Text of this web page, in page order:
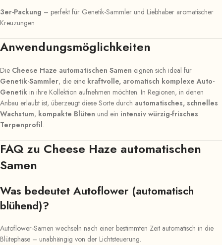
3er-Packung – perfekt für Genetik-Sammler und Liebhaber aromatischer
Kreuzungen
Anwendungsmöglichkeiten
Die Cheese Haze automatischen Samen eignen sich ideal für
Genetik-Sammler, die eine kraftvolle, aromatisch komplexe Auto-
Genetik in ihre Kollektion aufnehmen möchten. In Regionen, in denen
Anbau erlaubt ist, überzeugt diese Sorte durch automatisches, schnelles
Wachstum, kompakte Blüten und ein intensiv würzig-frisches
Terpenprofil.
FAQ zu Cheese Haze automatischen
Samen
Was bedeutet Autoflower (automatisch
blühend)?
Autoflower-Samen wechseln nach einer bestimmten Zeit automatisch in die
Blütephase – unabhängig von der Lichtsteuerung.